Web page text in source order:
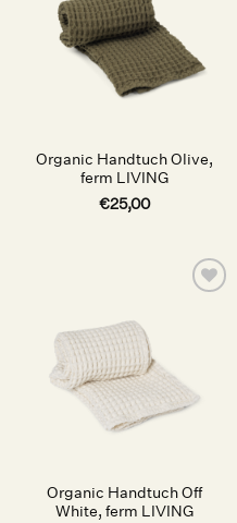
Organic Handtuch Olive,
ferm LIVING
€25,00
Organic Handtuch Off
White, ferm LIVING